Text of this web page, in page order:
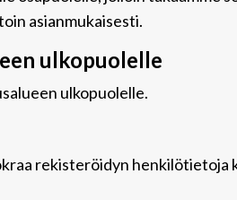
asianmukaisesti.
ulkopuolelle
ulkopuolelle.
rekisteröidyn